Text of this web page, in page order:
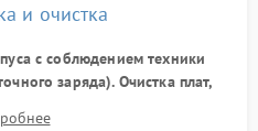
и очистка
с соблюдением техники
заряда). Очистка плат,